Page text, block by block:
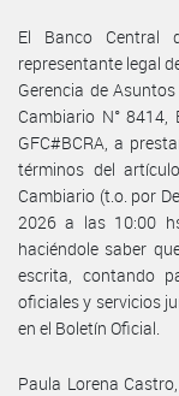
El Banco Central
representante legal
Gerencia de
Cambiario N° 8414,
GFC#BCRA, a
términos del
Cambiario (t.o. por
2026 a las 10:00
haciéndole saber
escrita, contando
oficiales y servicios
en el Boletín Oficial.
Paula Lorena